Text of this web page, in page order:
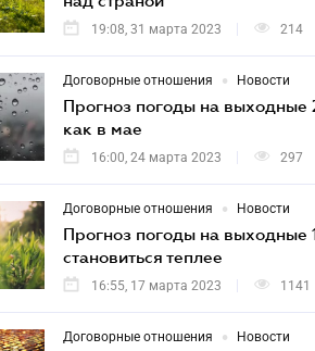
19:08, 31 марта 2023 214
Договорные отношения • Новости
Прогноз погоды на выходные
как в мае
16:00, 24 марта 2023 297
Договорные отношения • Новости
Прогноз погоды на
становиться теплее
16:55, 17 марта 2023 1141
Договорные отношения • Новости